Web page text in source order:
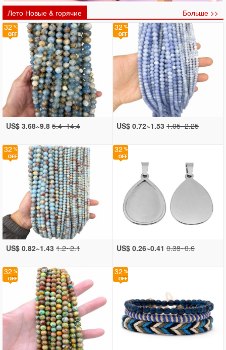
Лето Новые & горячие
Больше >>
32
US$ 3.68~9.8 5.4~14.4
32
US$ 0.72~1.53 1.05~2.25
32
US$ 0.82~1.43 1.2~2.1
32
US$ 0.26~0.41 0.38~0.6
32 32